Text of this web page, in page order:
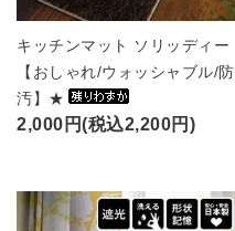
キッチンマット ソリッディー
【おしゃれ/ウォッシャブル/防
汚】★
2,000円(税込2,200円)